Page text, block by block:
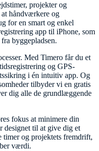
projekter og
håndværkere og
for en smart og enkel
app til iPhone, som
byggepladsen.
Med Timero får du et
og GPS-
i én intuitiv app. Og
tilbyder vi en gratis
dig alle de grundlæggende
fokus at minimere din
designet til at give dig et
og projektets fremdrift,
værdi.